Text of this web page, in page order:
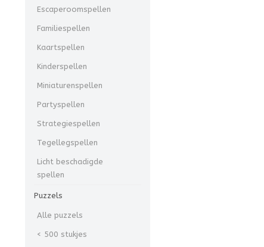
Escaperoomspellen
Familiespellen
Kaartspellen
Kinderspellen
Miniaturenspellen
Partyspellen
Strategiespellen
Tegellegspellen
Licht beschadigde
spellen
Puzzels
Alle puzzels
< 500 stukjes